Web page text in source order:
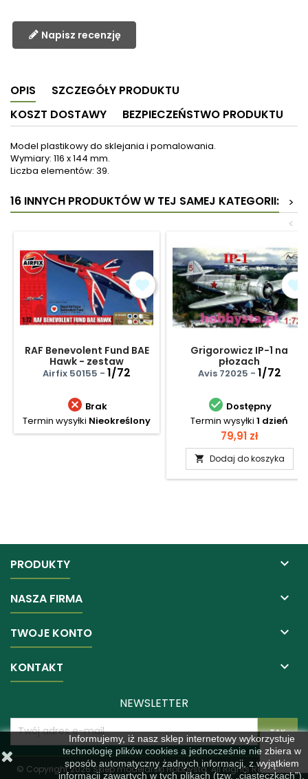
Napisz recenzję
OPIS
SZCZEGÓŁY PRODUKTU
KOSZT DOSTAWY
BEZPIECZEŃSTWO PRODUKTU
Model plastikowy do sklejania i pomalowania.
Wymiary: 116 x 144 mm.
Liczba elementów: 39.
16 INNYCH PRODUKTÓW W TEJ SAMEJ KATEGORII:
>
<
RAF Benevolent Fund BAE
Hawk - zestaw
podarunkowy
Airfix 50155 - 1/72
 Brak
Termin wysyłki Nieokreślony
Grigorowicz IP-1 na
płozach
Avis 72025 - 1/72
 Dostępny
Termin wysyłki 1 dzień
Cena
79,91 zł
 Dodaj do koszyka
PRODUKTY 
NASZA FIRMA 
TWOJE KONTO 
KONTAKT 
Informujemy, iż nasz sklep internetowy wykorzystuje
technologię plików cookies a jednocześnie nie zbiera w
sposób automatyczny żadnych informacji, z wyjątkiem
informacji zawartych w tych plikach (tzw. „ciasteczkach”).
NEWSLETTER
© Copyright 2026 Sklep modelarski Hobbysta. All Rights Reserved.